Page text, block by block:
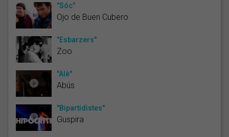
"Sóc"
Ojo de Buen Cubero
"Esbarzers"
Zoo
"Alè"
Abús
"Bipartidistes"
Guspira